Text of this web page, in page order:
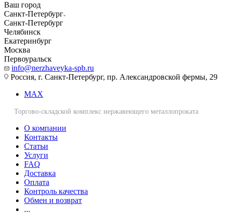
Ваш город
Санкт-Петербург
Санкт-Петербург
Челябинск
Екатеринбург
Москва
Первоуральск
info@nerzhaveyka-spb.ru
Россия, г. Санкт-Петербург, пр. Александровской фермы, 29
MAX
Торгово-складской комплекс нержавеющего металлопроката
О компании
Контакты
Статьи
Услуги
FAQ
Доставка
Оплата
Контроль качества
Обмен и возврат
...